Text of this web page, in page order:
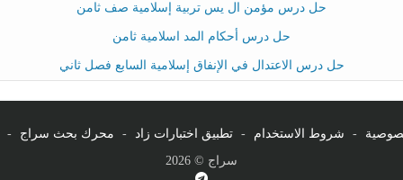
حل درس مؤمن ال يس تربية إسلامية صف ثامن
حل درس أحكام المد اسلامية ثامن
حل درس الاعتدال في الإنفاق إسلامية السابع فصل ثاني
- شروط الاستخدام - تطبيق اختبارات زاد - محرك بحث سراج -
سراج © 2026